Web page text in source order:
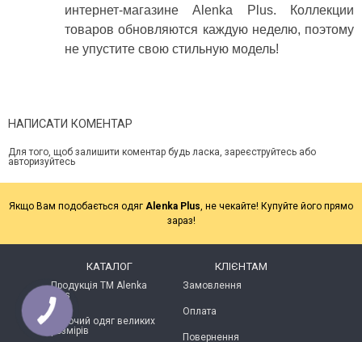
интернет-магазине Alenka Plus. Коллекции
товаров обновляются каждую неделю, поэтому
не упустите свою стильную модель!
НАПИСАТИ КОМЕНТАР
Для того, щоб залишити коментар будь ласка, зареєструйтесь або
авторизуйтесь
Якщо Вам подобається одяг Alenka Plus, не чекайте! Купуйте його прямо
зараз!
КАТАЛОГ
Продукція ТМ Alenka
Plus
Жіночий одяг великих
розмірів
КЛІЄНТАМ
Замовлення
Оплата
Повернення